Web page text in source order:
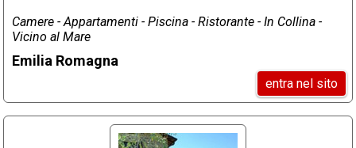
Camere - Appartamenti - Piscina - Ristorante - In Collina -
Vicino al Mare
Emilia Romagna
entra nel sito